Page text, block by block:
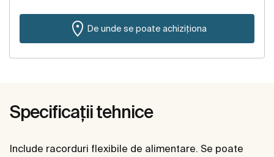
De unde se poate achiziționa
Specificații tehnice
Include racorduri flexibile de alimentare. Se poate